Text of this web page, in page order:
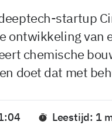
startup
ontwikkeling van
chemische
doet dat met
Leestijd: 1